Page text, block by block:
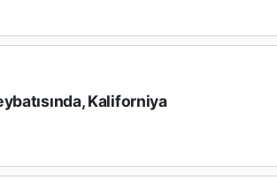
Kaliforniya